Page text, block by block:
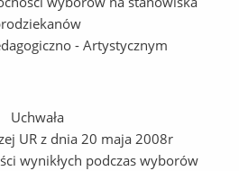
- Artystycznym
Uchwała
UR z dnia 20 maja 2008r
wynikłych podczas wyborów